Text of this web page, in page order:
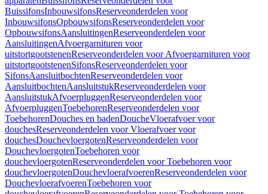
BuissifonsInbouwsifonsReserveonderdelen voor
InbouwsifonsOpbouwsifonsReserveonderdelen voor
OpbouwsifonsAansluitingenReserveonderdelen voor
AansluitingenAfvoergarnituren voor
uitstortgootstenenReserveonderdelen voor Afvoergarnituren voor
uitstortgootstenenSifonsReserveonderdelen voor
SifonsAansluitbochtenReserveonderdelen voor
AansluitbochtenAansluitstukReserveonderdelen voor
AansluitstukAfvoerpluggenReserveonderdelen voor
AfvoerpluggenToebehorenReserveonderdelen voor
ToebehorenDouches en badenDoucheVloerafvoer voor
douchesReserveonderdelen voor Vloerafvoer voor
douchesDouchevloergotenReserveonderdelen voor
DouchevloergotenToebehoren voor
douchevloergotenReserveonderdelen voor Toebehoren voor
douchevloergotenDouchevloerafvoerenReserveonderdelen voor
DouchevloerafvoerenToebehoren voor